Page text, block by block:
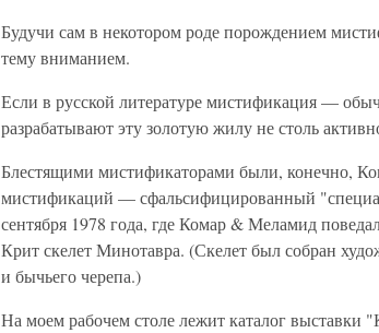
Будучи сам в некотором роде порождением
тему вниманием.
Если в русской литературе мистификация —
разрабатывают эту золотую жилу не столь
Блестящими мистификаторами были, конечно,
мистификаций — сфальсифицированный
сентября 1978 года, где Комар & Меламид
Крит скелет Минотавра. (Скелет был собран
и бычьего черепа.)
На моем рабочем столе лежит каталог выставки